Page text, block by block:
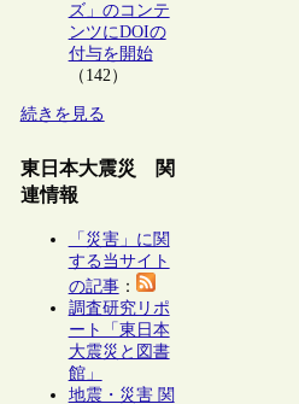
ズ」のコンテ
ンツにDOIの
付与を開始
（142）
続きを見る
東日本大震災 関
連情報
「災害」に関
する当サイト
の記事：
調査研究リポ
ート「東日本
大震災と図書
館」
地震・災害 関